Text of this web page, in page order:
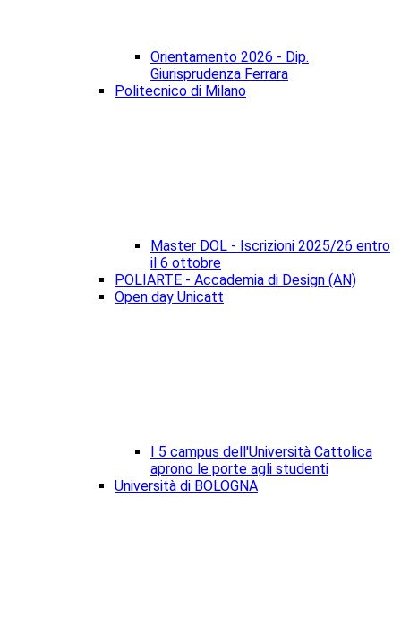
Orientamento 2026 - Dip.
Giurisprudenza Ferrara
Politecnico di Milano
Master DOL - Iscrizioni 2025/26 entro
il 6 ottobre
POLIARTE - Accademia di Design (AN)
Open day Unicatt
I 5 campus dell'Università Cattolica
aprono le porte agli studenti
Università di BOLOGNA